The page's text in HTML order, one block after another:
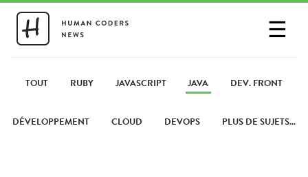
☰
PARTAGER UN LIEN
TOUT RUBY JAVASCRIPT JAVA DEV. FRONT
DÉVELOPPEMENT CLOUD DEVOPS PLUS DE SUJETS...